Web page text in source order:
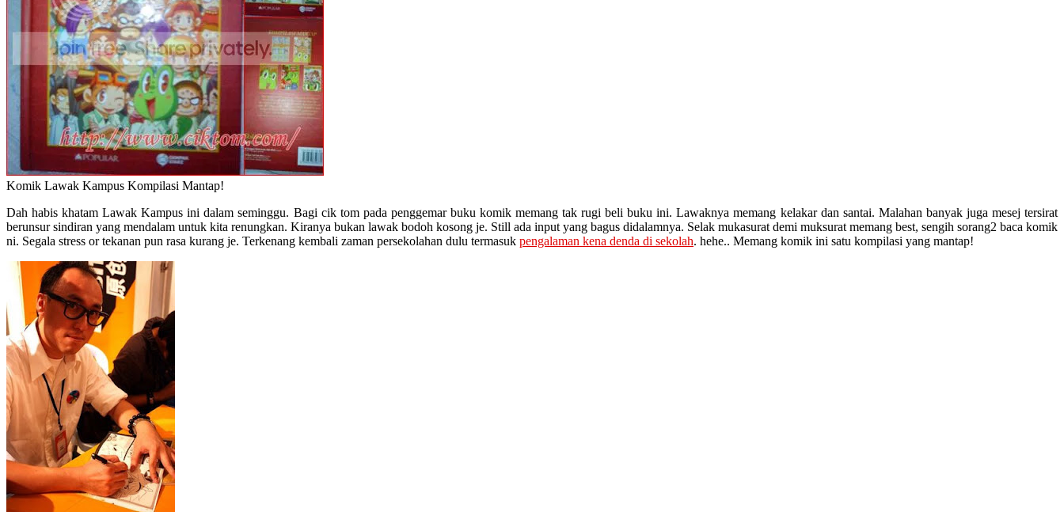
Komik Lawak Kampus Kompilasi Mantap!
Dah habis khatam Lawak Kampus ini dalam seminggu. Bagi cik tom pada penggemar buku komik memang tak rugi beli buku ini. Lawaknya memang kelakar dan santai. Malahan banyak juga mesej tersirat
berunsur sindiran yang mendalam untuk kita renungkan. Kiranya bukan lawak bodoh kosong je. Still ada input yang bagus didalamnya. Selak mukasurat demi muksurat memang best, sengih sorang2 baca komik
ni. Segala stress or tekanan pun rasa kurang je. Terkenang kembali zaman persekolahan dulu termasuk pengalaman kena denda di sekolah. hehe.. Memang komik ini satu kompilasi yang mantap!